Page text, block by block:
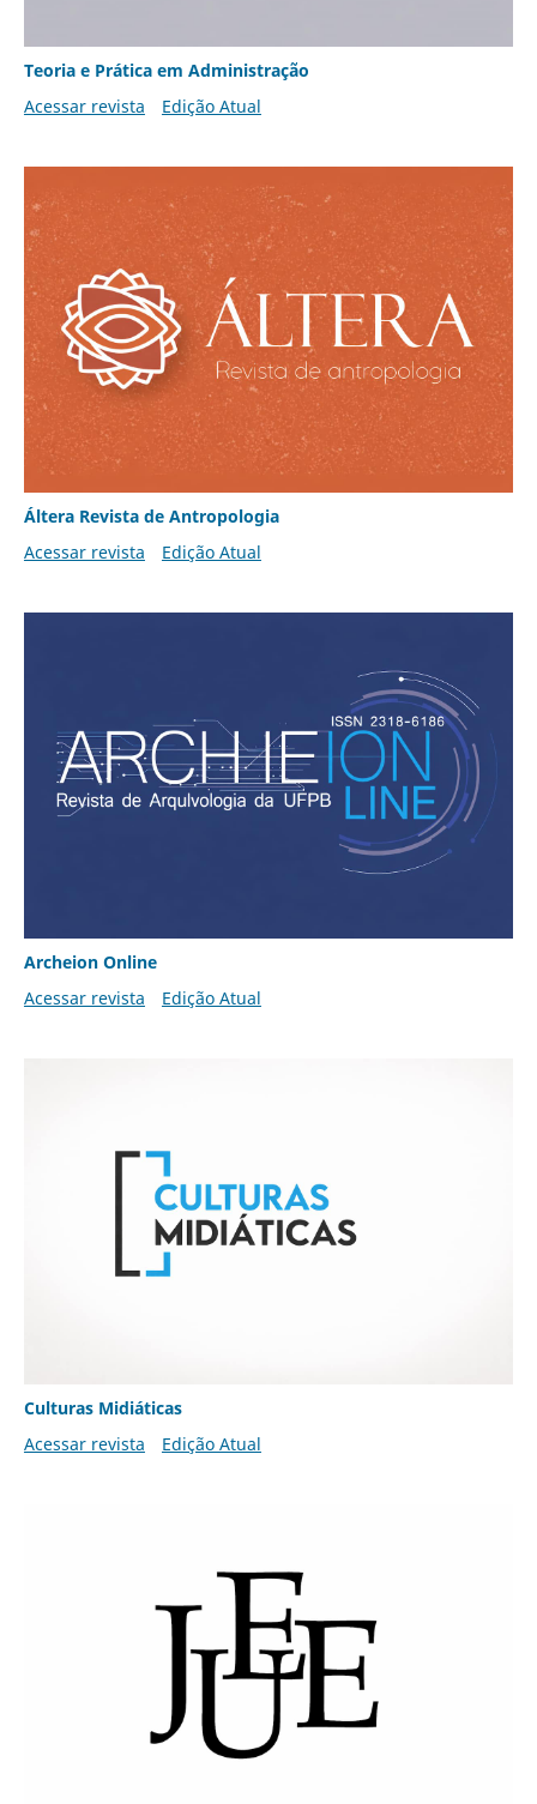
Teoria e Prática em Administração
Acessar revista
Edição Atual
Áltera Revista de Antropologia
Acessar revista
Edição Atual
Archeion Online
Acessar revista
Edição Atual
Culturas Midiáticas
Acessar revista
Edição Atual